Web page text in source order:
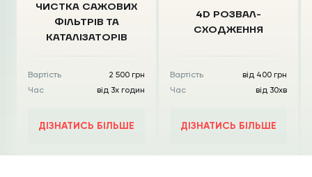
ЧИСТКА CАЖОВИХ
ФІЛЬТРІВ ТА
КАТАЛІЗАТОРІВ
Вартість
2 500 грн
Час
від 3х годин
ДІЗНАТИСЬ БІЛЬШЕ
4D РОЗВАЛ-
СХОДЖЕННЯ
Вартість
від 400 грн
Час
від 30хв
ДІЗНАТИСЬ БІЛЬШЕ